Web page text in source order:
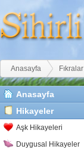
Buradasınız
Anasayfa Fıkralar
Anasayfa
Hikayeler
Aşk Hikayeleri
Duygusal Hikayeler